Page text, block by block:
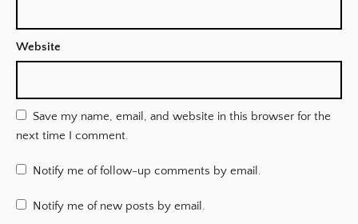
Website
Save my name, email, and website in this browser for the
next time I comment.
Notify me of follow-up comments by email.
Notify me of new posts by email.